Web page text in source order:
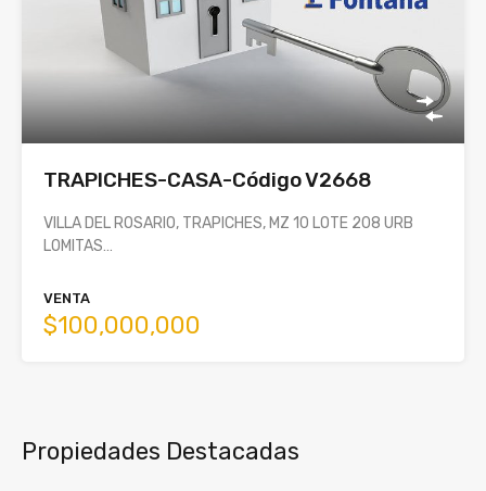
TRAPICHES-CASA-Código V2668
VILLA DEL ROSARIO, TRAPICHES, MZ 10 LOTE 208 URB
LOMITAS…
VENTA
$100,000,000
Propiedades Destacadas